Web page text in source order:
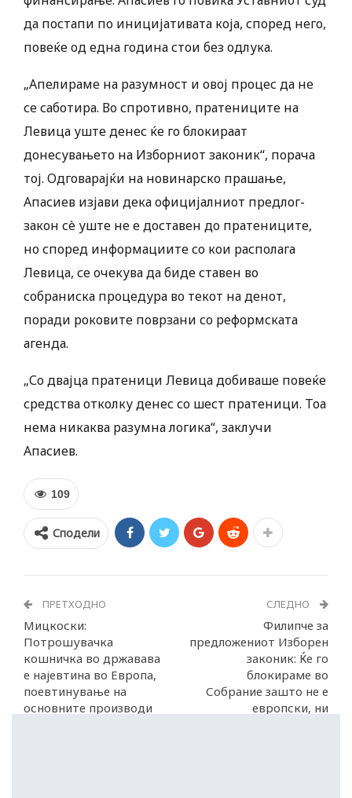
да постапи по иницијативата која, според него,
повеќе од една година стои без одлука.
„Апелираме на разумност и овој процес да не
се саботира. Во спротивно, пратениците на
Левица уште денес ќе го блокираат
донесувањето на Изборниот законик“, порача
тој. Одговарајќи на новинарско прашање,
Апасиев изјави дека официјалниот предлог-
закон сè уште не е доставен до пратениците,
но според информациите со кои располага
Левица, се очекува да биде ставен во
собраниска процедура во текот на денот,
поради роковите поврзани со реформската
агенда.
„Со двајца пратеници Левица добиваше повеќе
средства отколку денес со шест пратеници. Тоа
нема никаква разумна логика“, заклучи
Апасиев.
109
Сподели
ПРЕТХОДНО
Мицкоски:
Потрошувачка
кошничка во државава
е најевтина во Европа,
поевтинување на
основните производи
СЛЕДНО
Филипче за
предложениот Изборен
законик: Ќе го
блокираме во
Собрание зашто не е
европски, ни